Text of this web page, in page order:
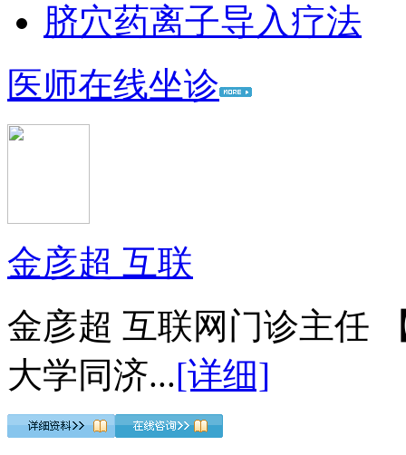
脐穴药离子导入疗法
医师在线坐诊
金彦超 互联
金彦超 互联网门诊主任
大学同济...[详细]